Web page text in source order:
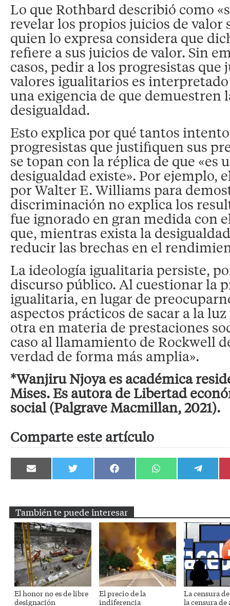
Lo que Rothbard describió como
revelar los propios juicios de valor
quien lo expresa considera que
refiere a sus juicios de valor. Sin
casos, pedir a los progresistas que
valores igualitarios es
una exigencia de que demuestren
desigualdad.
Esto explica por qué tantos
progresistas que justifiquen sus
se topan con la réplica de que «es
desigualdad existe». Por ejemplo,
por Walter E. Williams para
discriminación no explica los
fue ignorado en gran medida con
que, mientras exista la
reducir las brechas en el
La ideología igualitaria persiste,
discurso público. Al cuestionar la
igualitaria, en lugar de
aspectos prácticos de sacar a la
otra en materia de prestaciones
caso al llamamiento de Rockwell
verdad de forma más amplia».
*Wanjiru Njoya es académica
Mises. Es autora de Libertad
social (Palgrave Macmillan, 2021).
Comparte este artículo
Compartir
en
Compartir
en
Compartir
en
Compartir
en
Compartir
en
También te puede interesar
El honor no es de libre
designación
El precio de la
indiferencia
La censura
la censura de